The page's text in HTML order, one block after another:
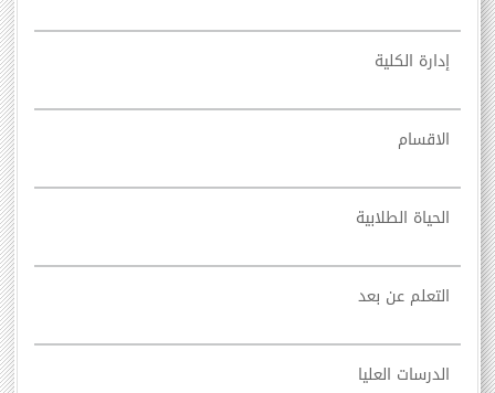
إدارة الكلية
الاقسام
الحياة الطلابية
التعلم عن بعد
الدرسات العليا